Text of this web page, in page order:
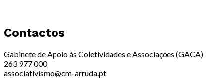
Contactos
Gabinete de Apoio às Coletividades e Associações (GACA)
263 977 000
associativismo@cm-arruda.pt